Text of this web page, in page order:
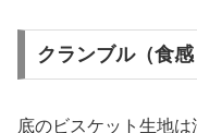
クランブル（食感
底のビスケット生地